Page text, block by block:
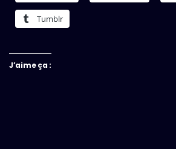
Tumblr
J’aime ça :